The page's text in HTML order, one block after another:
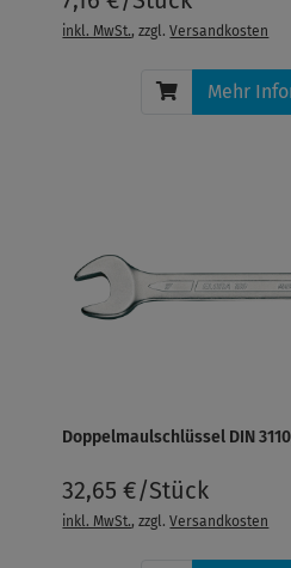
inkl. MwSt., zzgl.Versandkosten
Mehr
Doppelmaulschlüssel DIN
32,65 €/Stück
inkl. MwSt., zzgl.Versandkosten